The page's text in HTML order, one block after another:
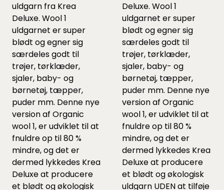
uldgarn fra Krea
Deluxe. Wool 1
uldgarnet er super
blødt og egner sig
særdeles godt til
trøjer, tørklæder,
sjaler, baby- og
børnetøj, tæpper,
puder mm. Denne nye
version af Organic
wool 1, er udviklet til at
fnuldre op til 80 %
mindre, og det er
dermed lykkedes Krea
Deluxe at producere
et blødt og økologisk
Deluxe. Wool 1
uldgarnet er super
blødt og egner sig
særdeles godt til
trøjer, tørklæder,
sjaler, baby- og
børnetøj, tæpper,
puder mm. Denne nye
version af Organic
wool 1, er udviklet til at
fnuldre op til 80 %
mindre, og det er
dermed lykkedes Krea
Deluxe at producere
et blødt og økologisk
uldgarn UDEN at tilføje